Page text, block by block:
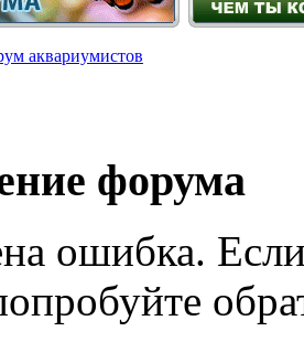
аквариумистов
форума
ошибка.